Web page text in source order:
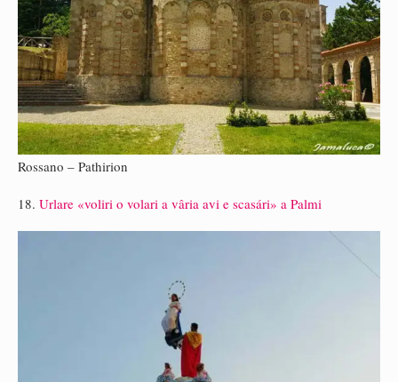
Rossano – Pathirion
18. Urlare «voliri o volari a vâria avi e scasári» a Palmi